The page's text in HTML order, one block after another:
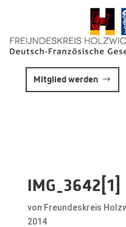
Mitglied werden
IMG_3642[1]
von Freundeskreis
2014